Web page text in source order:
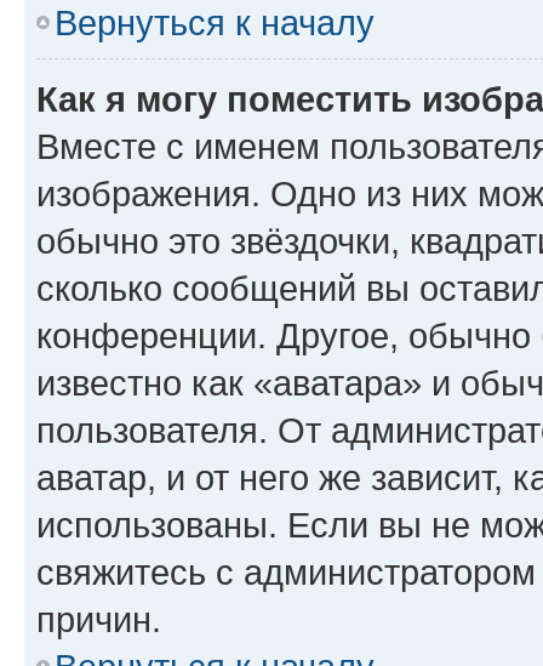
Вернуться к началу
Как я могу поместить
Вместе с именем
изображения. Одно из них
обычно это звёздочки,
сколько сообщений вы
конференции. Другое,
известно как «аватара» и
пользователя. От
аватар, и от него же зависит,
использованы. Если вы не
свяжитесь с
причин.